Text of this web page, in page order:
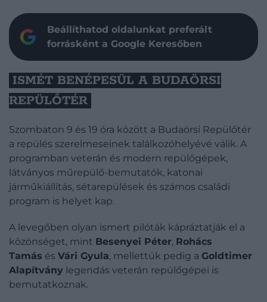
Beállíthatod oldalunkat preferált
forrásként a Google Keresőben
ISMÉT BENÉPESÜL A BUDAÖRSI
REPÜLŐTÉR
Szombaton 9 és 19 óra között a Budaörsi Repülőtér
a repülés szerelmeseinek találkozóhelyévé válik. A
programban veterán és modern repülőgépek,
látványos műrepülő-bemutatók, katonai
járműkiállítás, sétarepülések és számos családi
program is helyet kap.
A levegőben olyan ismert pilóták kápráztatják el a
közönséget, mint Besenyei Péter, Rohács
Tamás és Vári Gyula, mellettük pedig a Goldtimer
Alapítvány legendás veterán repülőgépei is
bemutatkoznak.